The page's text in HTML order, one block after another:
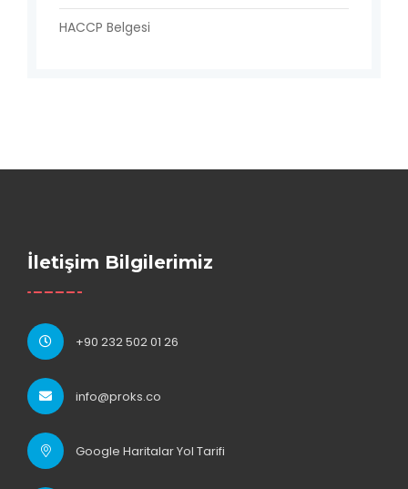
HACCP Belgesi
İletişim Bilgilerimiz
+90 232 502 01 26
info@proks.co
Google Haritalar Yol Tarifi